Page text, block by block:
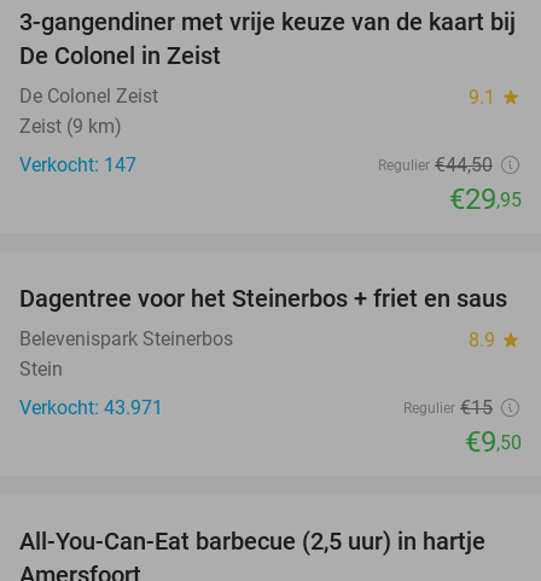
33%
3-gangendiner met vrije keuze van de kaart bij
De Colonel in Zeist
De Colonel Zeist 9.1 star
Zeist (9 km)
Verkocht: 147
Regulier €44,50
€29,95
37%
Dagentree voor het Steinerbos + friet en saus
Belevenispark Steinerbos 8.9 star
Stein
Verkocht: 43.971
Regulier €15
€9,50
25%
All-You-Can-Eat barbecue (2,5 uur) in hartje
Amersfoort